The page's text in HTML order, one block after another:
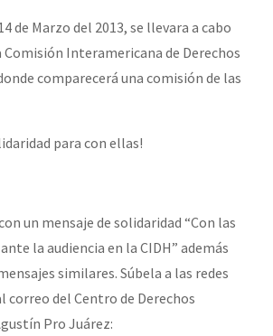
la Humanidad. (Las poblaciones y
o mundo saiba! Nossas lutas pela
de Marzo del 2013, se llevara a cabo
Comisión Interamericana de Derechos
comparecerá una comisión de las
para con ellas!
un mensaje de solidaridad “Con las
la audiencia en la CIDH” además
similares. Súbela a las redes
correo del Centro de Derechos
Pro Juárez: